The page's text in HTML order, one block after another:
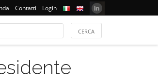
Contatti Login